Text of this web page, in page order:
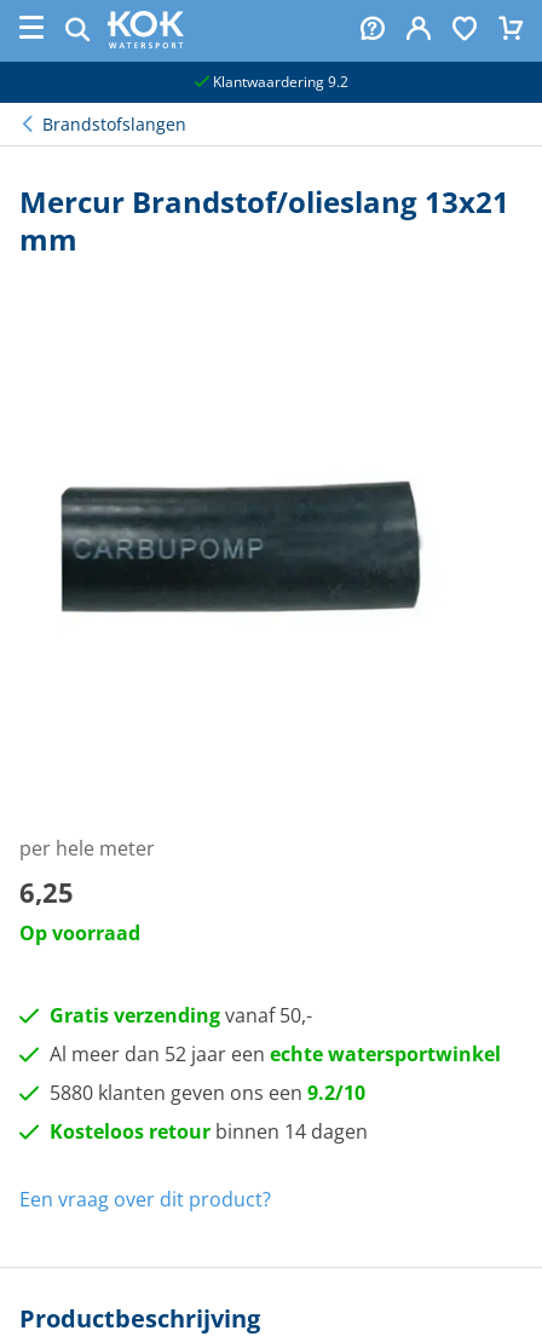
Klantwaardering 9.2
Brandstofslangen
Mercur Brandstof/olieslang 13x21
mm
per hele meter
6,25
Op voorraad
Gratis verzendingvanaf 50,-
Al meer dan 52 jaar een echte watersportwinkel
5880 klanten geven ons een 9.2/10
Kosteloos retour binnen 14 dagen
Een vraag over dit product?
Productbeschrijving